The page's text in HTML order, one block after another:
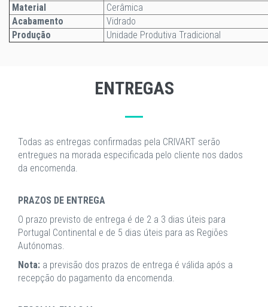
Material
Cerâmica
Acabamento
Vidrado
Produção
Unidade Produtiva Tradicional
ENTREGAS
Todas as entregas confirmadas pela CRIVART serão
entregues na morada especificada pelo cliente nos dados
da encomenda.
PRAZOS DE ENTREGA
O prazo previsto de entrega é de 2 a 3 dias úteis para
Portugal Continental e de 5 dias úteis para as Regiões
Autónomas.
Nota: a previsão dos prazos de entrega é válida após a
recepção do pagamento da encomenda.